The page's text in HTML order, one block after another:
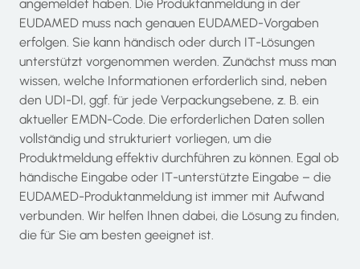
angemeldet haben. Die Produktanmeldung in der
EUDAMED muss nach genauen EUDAMED-Vorgaben
erfolgen. Sie kann händisch oder durch IT-Lösungen
unterstützt vorgenommen werden. Zunächst muss man
wissen, welche Informationen erforderlich sind, neben
den UDI-DI, ggf. für jede Verpackungsebene, z. B. ein
aktueller EMDN-Code. Die erforderlichen Daten sollen
vollständig und strukturiert vorliegen, um die
Produktmeldung effektiv durchführen zu können. Egal ob
händische Eingabe oder IT-unterstützte Eingabe – die
EUDAMED-Produktanmeldung ist immer mit Aufwand
verbunden. Wir helfen Ihnen dabei, die Lösung zu finden,
die für Sie am besten geeignet ist.